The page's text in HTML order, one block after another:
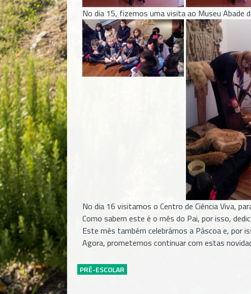
No dia 15, fizemos uma visita ao Museu Abade
No dia 16 visitamos o Centro de Ciência Viva,
Como sabem este é o mês do Pai, por isso,
Este mês também celebrámos a Páscoa e, por
Agora, prometemos continuar com estas
PRÉ-ESCOLAR